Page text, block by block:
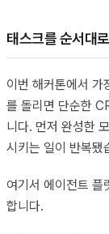
태스크를 순서대
이번 해커톤에서 가
를 돌리면 단순한
니다. 먼저 완성한
시키는 일이 반복됐
여기서 에이전트
합니다.